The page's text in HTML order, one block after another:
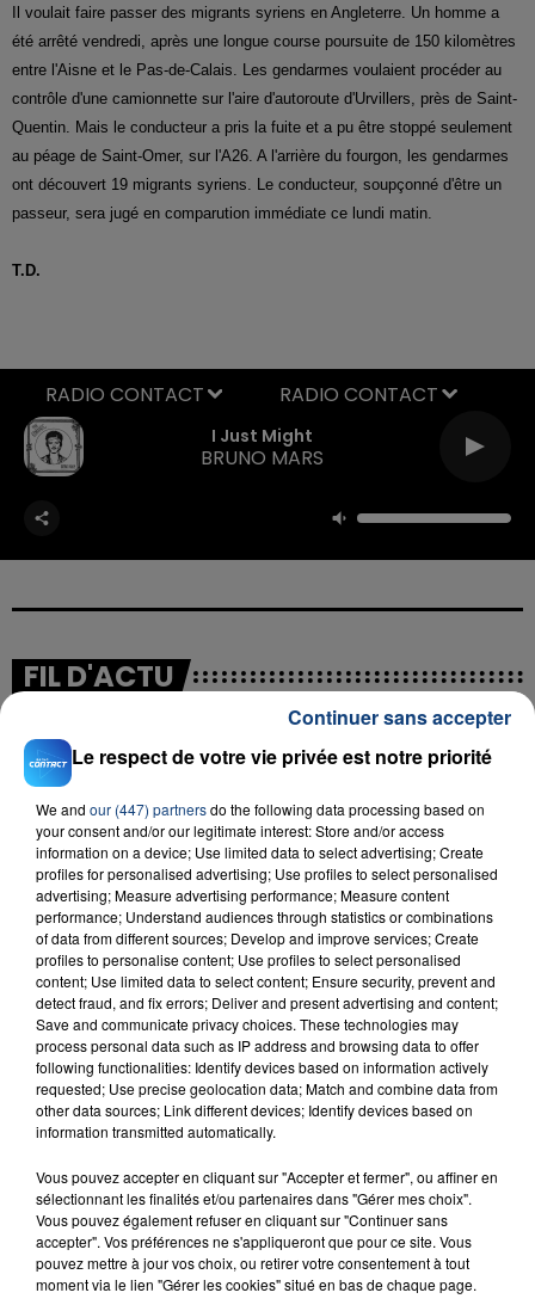
Il voulait faire passer des migrants syriens en Angleterre. Un homme a
été arrêté vendredi, après une longue course poursuite de 150 kilomètres
entre l'Aisne et le Pas-de-Calais. Les gendarmes voulaient procéder au
contrôle d'une camionnette sur l'aire d'autoroute d'Urvillers, près de Saint-
Quentin. Mais le conducteur a pris la fuite et a pu être stoppé seulement
au péage de Saint-Omer, sur l'A26. A l'arrière du fourgon, les gendarmes
ont découvert 19 migrants syriens. Le conducteur, soupçonné d'être un
passeur, sera jugé en comparution immédiate ce lundi matin.
T.D.
I Just Might
BRUNO MARS
RADIO CONTACT
FIL D'ACTU
23 juillet 2026
INCENDIE MORTEL À LENS : UNE FEMME ET
SON BÉBÉ ENTRE LA VIE ET LA...
Un homme s'est immolé par le feu après avoir
aspergé sa compagne et leur bébé de trois mois
d'un liquide inflammable.
20 juillet 2026
UNE ADOLESCENTE DEVANT SE FAIRE
OPÉRER DE LA CHEVILLE RESSORT DE LA...
La famille a porté plainte contre la clinique qui a
Le respect de votre vie privée est notre priorité
We and our (447) partnersdo the following data processing based on
your consent and/or our legitimate interest: Store and/or access
information on a device; Use limited data to select advertising; Create
profiles for personalised advertising; Use profiles to select personalised
advertising; Measure advertising performance; Measure content
performance; Understand audiences through statistics or combinations
of data from different sources; Develop and improve services; Create
profiles to personalise content; Use profiles to select personalised
content; Use limited data to select content; Ensure security, prevent and
detect fraud, and fix errors; Deliver and present advertising and content;
Save and communicate privacy choices. These technologies may
process personal data such as IP address and browsing data to offer
following functionalities: Identify devices based on information actively
requested; Use precise geolocation data; Match and combine data from
other data sources; Link different devices; Identify devices based on
information transmitted automatically.
Vous pouvez accepter en cliquant sur "Accepter et fermer", ou affiner en
sélectionnant les finalités et/ou partenaires dans "Gérer mes choix".
Vous pouvez également refuser en cliquant sur "Continuer sans
accepter". Vos préférences ne s'appliqueront que pour ce site. Vous
pouvez mettre à jour vos choix, ou retirer votre consentement à tout
moment via le lien "Gérer les cookies" situé en bas de chaque page.
Continuer sans accepter